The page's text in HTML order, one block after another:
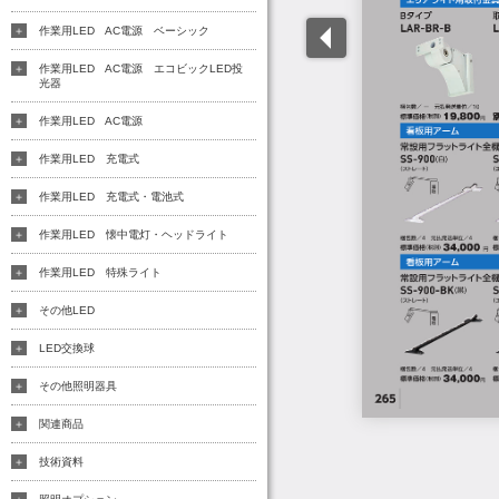
作業用LED AC電源 ベーシック
作業用LED AC電源 エコビックLED投
光器
作業用LED AC電源
作業用LED 充電式
作業用LED 充電式・電池式
作業用LED 懐中電灯・ヘッドライト
作業用LED 特殊ライト
その他LED
LED交換球
その他照明器具
関連商品
技術資料